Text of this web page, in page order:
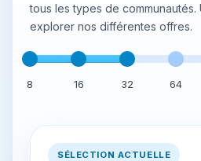
tous les types de
explorer nos différentes offres.
8 16 32 64
SÉLECTION ACTUELLE